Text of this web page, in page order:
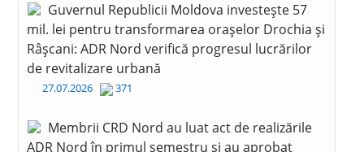
Guvernul Republicii Moldova investește 57
mil. lei pentru transformarea orașelor Drochia și
Râșcani: ADR Nord verifică progresul lucrărilor
de revitalizare urbană
27.07.2026 371
Membrii CRD Nord au luat act de realizările
ADR Nord în primul semestru și au aprobat